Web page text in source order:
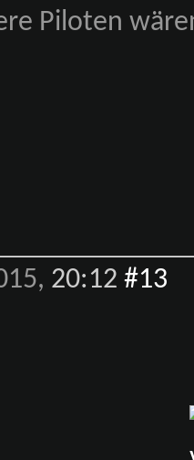
Piloten
20:12 #13